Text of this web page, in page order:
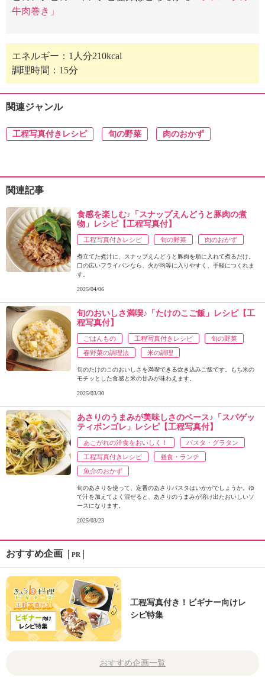
牛肉巻き」
エネルギー：1人分210kcal
調理時間：15分
関連ジャンル
工程写真付きレシピ 旬の野菜 肉のおかず
関連記事
食感を楽しむ♪「スナップえんどうと豚肉の煮
物」レシピ【工程写真付】
工程写真付きレシピ 旬の野菜 肉のおかず
煮立てた煮汁に、スナップえんどうと豚肉を順に入れて煮るだけ。
口の広いフライパンなら、火が均等に入りやすく、手軽につくれま
す。
2025/04/06
旬のおいしさ満喫♪「たけのこご飯」レシピ【工
程写真付】
ごはんもの 工程写真付きレシピ
旬の野菜
春野菜の調理法
米の調理
旬のたけのこのおいしさを満喫できる炊き込みご飯です。もち米の
モチッとした食感と米の甘みが味わえます。
2025/03/30
あさりのうまみが美味しさのベース♪「スパゲッ
ティボンゴレ」レシピ【工程写真付】
あこがれの洋食をおいしく！
パスタ・グラタン
工程写真付きレシピ
昼食・ランチ
魚介のおかず
旬のあさりを使って、定番のあさりパスタはいかがでしょうか。ゆ
で汁を加えてよく混ぜると、あさりのうまみが溶け出たおいしいソ
ースになります。
2025/03/23
おすすめ企画 PR
工程写真付き！ビギナー向けレ
シピ特集
おすすめ企画一覧